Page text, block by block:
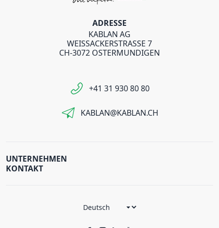
ADRESSE
KABLAN AG
WEISSACKERSTRASSE 7
CH-3072 OSTERMUNDIGEN
+41 31 930 80 80
KABLAN@KABLAN.CH
UNTERNEHMEN
KONTAKT